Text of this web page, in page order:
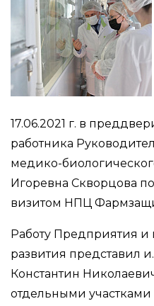
17.06.2021 г. в
работника
медико-
Игоревна Скворцова
визитом НПЦ
Работу Предприятия и
развития представил
Константин
отдельными